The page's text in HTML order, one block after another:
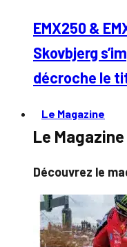
EMX250 &
Skovbjerg
décroche le
Le Magazine
Le Magazine
Découvrez le